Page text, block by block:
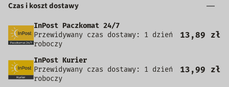
Czas i koszt dostawy
InPost Paczkomat 24/7
Przewidywany czas dostawy: 1 dzień
roboczy
13,89 zł
InPost Kurier
Przewidywany czas dostawy: 1 dzień
roboczy
13,99 zł